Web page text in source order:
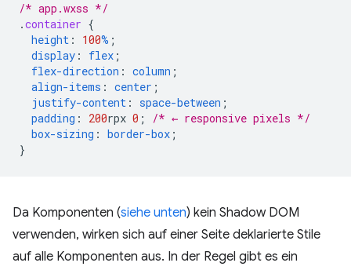
/* app.wxss */
.container {
height : 100% ;
display : flex ;
flex-direction : column ;
align-items : center ;
justify-content : space-between ;
padding : 200rpx 0 ;
/* ← responsive pixels */
box-sizing : border-box ;
}
Da Komponenten (siehe unten) kein Shadow DOM
verwenden, wirken sich auf einer Seite deklarierte Stile
auf alle Komponenten aus. In der Regel gibt es ein